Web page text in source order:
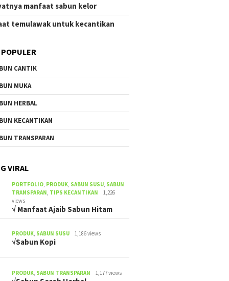
manfaat sabun kelor
temulawak untuk kecantikan
CANTIK
MUKA
HERBAL
KECANTIKAN
TRANSPARAN
VIRAL
PORTFOLIO, PRODUK, SABUN SUSU, SABUN
TRANSPARAN, TIPS KECANTIKAN
1,226
views
√ Manfaat Ajaib Sabun Hitam
PRODUK, SABUN SUSU 1,186 views
√Sabun Kopi
PRODUK, SABUN TRANSPARAN 1,177 views